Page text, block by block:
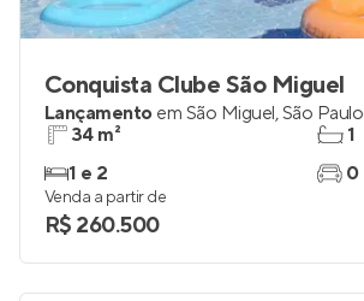
Conquista Clube São Miguel
Lançamento em São Miguel,São Paulo
34 m²
1 e 2
1
0
Venda a partir de
R$ 260.500